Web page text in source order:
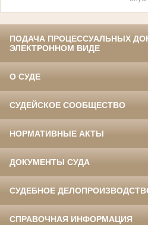
ПОДАЧА ПРОЦЕССУАЛЬНЫХ
ЭЛЕКТРОННОМ ВИДЕ
О СУДЕ
СУДЕЙСКОЕ СООБЩЕСТВО
НОРМАТИВНЫЕ АКТЫ
ДОКУМЕНТЫ СУДА
СУДЕБНОЕ
СПРАВОЧНАЯ ИНФОРМАЦИЯ